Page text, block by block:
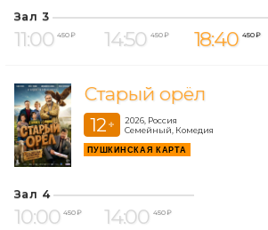
Зал 3
11:00 450 ₽ 14:50 450 ₽ 18:40 450 ₽
Старый орёл
12 +
2026, Россия
Семейный, Комедия
ПУШКИНСКАЯ КАРТА
Зал 4
10:00 450 ₽ 14:00 450 ₽